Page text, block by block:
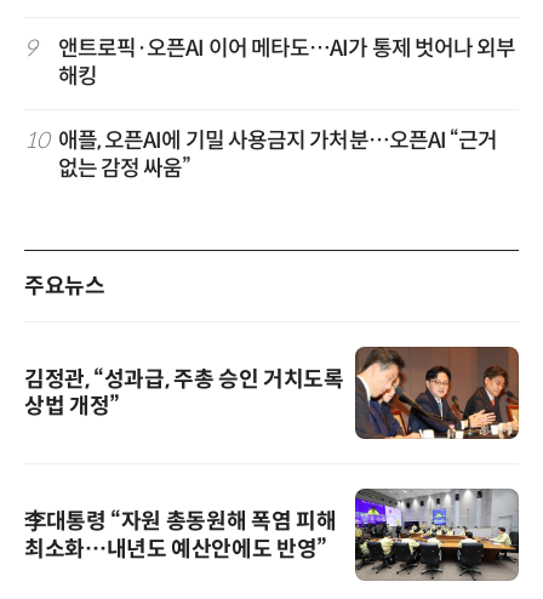
9
앤트로픽·오픈AI 이어 메타도…AI가 통제 벗어나 외부
해킹
10 애플, 오픈AI에 기밀 사용금지 가처분…오픈AI “근거
없는 감정 싸움”
주요뉴스
김정관, “성과급, 주총 승인 거치도록
상법 개정”
李대통령 “자원 총동원해 폭염 피해
최소화…내년도 예산안에도 반영”